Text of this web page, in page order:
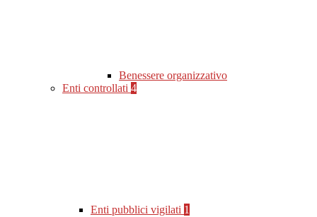
Benessere organizzativo
Enti controllati 4
Enti pubblici vigilati 1